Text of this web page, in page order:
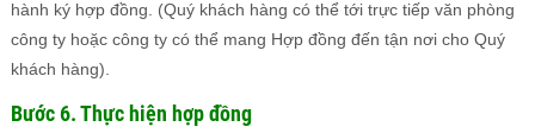
hành ký hợp đồng. (Quý khách hàng có thể tới trực tiếp văn phòng
công ty hoặc công ty có thể mang Hợp đồng đến tận nơi cho Quý
khách hàng).
Bước 6. Thực hiện hợp đồng